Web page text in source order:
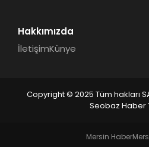
Hakkımızda
İletişimKünye
Copyright © 2025 Tüm hakları
Seobaz Haber
Mersin Haber